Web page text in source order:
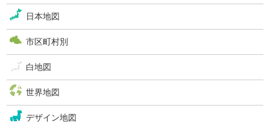
日本地図
市区町村別
白地図
世界地図
デザイン地図